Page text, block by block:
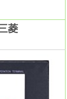
菱